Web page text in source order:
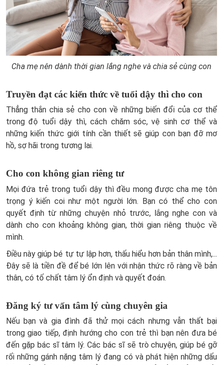
Cha mẹ nên dành thời gian lắng nghe và chia sẻ cùng con
Truyền đạt các kiến thức về tuổi dậy thì cho con
Thẳng thắn chia sẻ cho con về những biến đổi của cơ thể
trong độ tuổi dậy thì, cách chăm sóc, vệ sinh cơ thể và
những kiến thức giới tính cần thiết sẽ giúp con bạn đỡ mơ
hồ, sợ hãi trong tương lai.
Cho con không gian riêng tư
Mọi đứa trẻ trong tuổi dậy thì đều mong được cha mẹ tôn
trọng ý kiến coi như một người lớn. Bạn có thể cho con
quyết định từ những chuyện nhỏ trước, lắng nghe con và
dành cho con khoảng không gian, thời gian riêng thuộc về
mình.
Điều này giúp bé tự tự lập hơn, thấu hiểu hơn bản thân mình,...
Đây sẽ là tiền đề để bé lớn lên với nhận thức rõ ràng về bản
thân, có tố chất tâm lý ổn định và quyết đoán.
Đăng ký tư vấn tâm lý cùng chuyên gia
Nếu bạn và gia đình đã thử mọi cách nhưng vẫn thất bại
trong giao tiếp, định hướng cho con trẻ thì bạn nên đưa bé
đến gặp bác sĩ tâm lý. Các bác sĩ sẽ trò chuyện, giúp bé gỡ
rối những gánh nặng tâm lý đang có và phát hiện những dấu